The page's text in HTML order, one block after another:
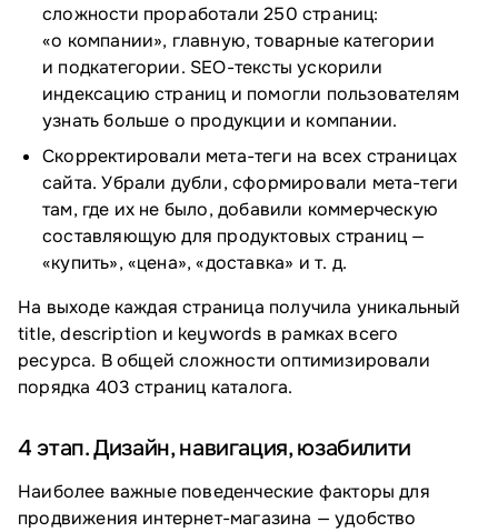
сложности проработали 250 страниц:
«о компании», главную, товарные категории
и подкатегории. SEO-тексты ускорили
индексацию страниц и помогли пользователям
узнать больше о продукции и компании.
Скорректировали мета-теги на всех страницах
сайта. Убрали дубли, сформировали мета-теги
там, где их не было, добавили коммерческую
составляющую для продуктовых страниц —
«купить», «цена», «доставка» и т. д.
На выходе каждая страница получила уникальный
title, description и keywords в рамках всего
ресурса. В общей сложности оптимизировали
порядка 403 страниц каталога.
4 этап. Дизайн, навигация, юзабилити
Наиболее важные поведенческие факторы для
продвижения интернет-магазина — удобство